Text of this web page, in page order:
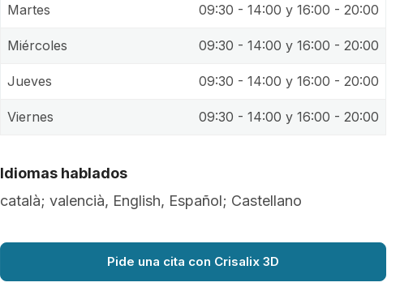
Martes 09:30 - 14:00 y 16:00 - 20:00
Miércoles 09:30 - 14:00 y 16:00 - 20:00
Jueves 09:30 - 14:00 y 16:00 - 20:00
Viernes 09:30 - 14:00 y 16:00 - 20:00
Idiomas hablados
català; valencià, English, Español; Castellano
Pide una cita con Crisalix 3D